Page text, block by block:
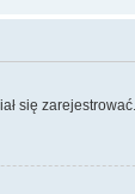
się